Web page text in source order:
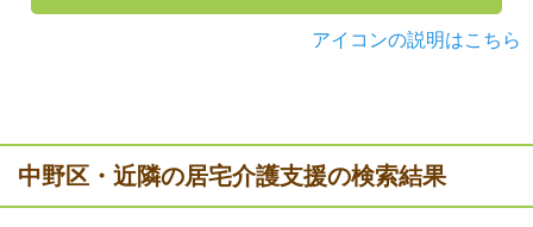
アイコンの説明はこちら
中野区・近隣の居宅介護支援の検索結果